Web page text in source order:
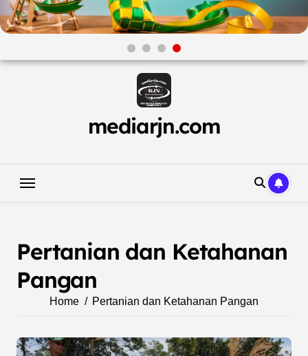
Skip
mediarjn.com
Pertanian dan Ketahanan
Pangan
Home Pertanian dan Ketahanan Pangan